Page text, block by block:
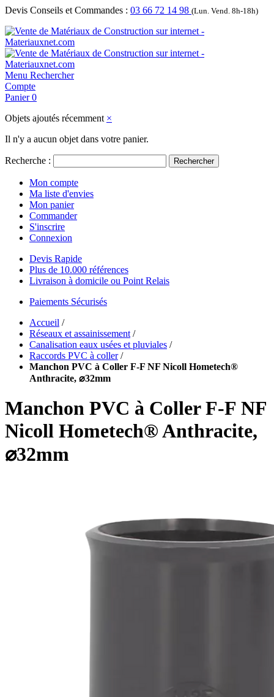
Devis Conseils et Commandes : 03 66 72 14 98 (Lun. Vend. 8h-18h)
Menu Rechercher
Compte
Panier 0
Objets ajoutés récemment ×
Il n'y a aucun objet dans votre panier.
Recherche : Rechercher
Mon compte
Ma liste d'envies
Mon panier
Commander
S'inscrire
Connexion
Devis Rapide
Plus de 10.000 références
Livraison à domicile ou Point Relais
Paiements Sécurisés
Accueil /
Réseaux et assainissement /
Canalisation eaux usées et pluviales /
Raccords PVC à coller /
Manchon PVC à Coller F-F NF Nicoll Hometech®
Anthracite, ⌀32mm
Manchon PVC à Coller F-F NF
Nicoll Hometech® Anthracite,
⌀32mm